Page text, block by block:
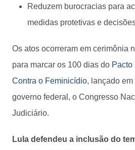
Reduzem burocracias para
medidas protetivas e
Os atos ocorreram em cerimônia
para marcar os 100 dias do Pacto
Contra o Feminicídio, lançado
governo federal, o Congresso
Judiciário.
Lula defendeu a inclusão do